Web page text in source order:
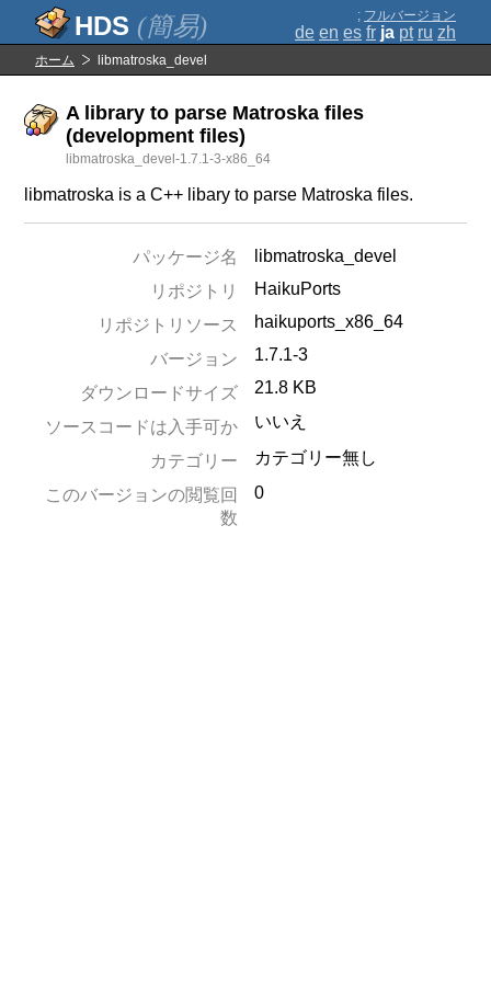
(簡易) ; フルバージョン
de en es fr ja pt ru zh
ホーム libmatroska_devel
A library to parse Matroska files
(development files)
libmatroska_devel-1.7.1-3-x86_64
libmatroska is a C++ libary to parse Matroska files.
パッケージ名
libmatroska_devel
リポジトリ
HaikuPorts
リポジトリソース
haikuports_x86_64
バージョン
1.7.1-3
ダウンロードサイズ 21.8 KB
ソースコードは入手可か いいえ
カテゴリー
カテゴリー無し
このバージョンの閲覧回
数
0